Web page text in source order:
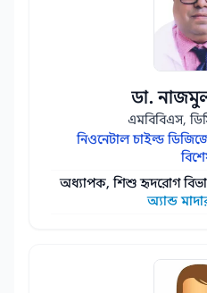
ডা.
এমবিবিএস,
নিওনেটাল চাইল্ড
অধ্যাপক, শিশু হৃদরোগ
অ্যান্ড